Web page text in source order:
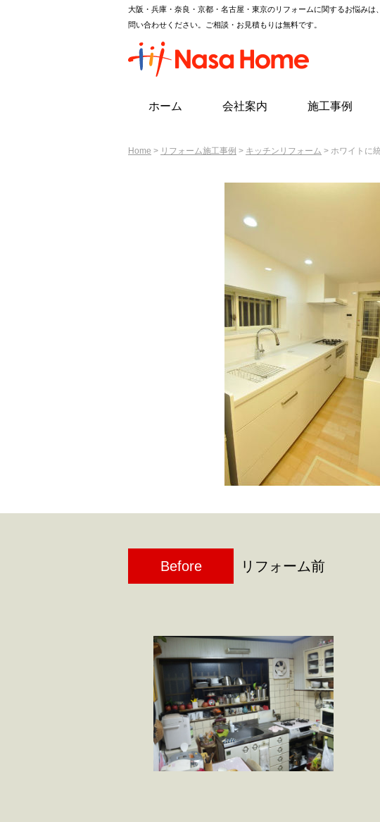
大阪・兵庫・奈良・京都・名古屋・東京のリフォームに関するお悩み
問い合わせください。ご相談・お見積もりは無料です。
ホーム 会社案内 施工事例
Home > リフォーム施工事例 > キッチンリフォーム > ホワイトに
Before リフォーム前